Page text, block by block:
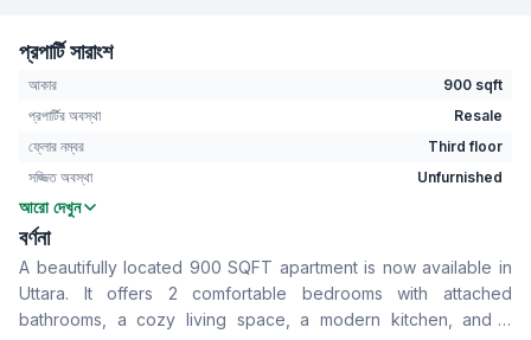
প্রপার্টি সারাংশ
আকার
900 sqft
প্রপার্টির অবস্থা
Resale
ফ্লোর নম্বর
Third floor
সজ্জিত অবস্থা
Unfurnished
বেডরুম
বাথরুম
বসার রুম
No
Drawing Room
Yes
খাবার রুম
Yes
আরো দেখুন
বর্ণনা
A beautifully located 900 SQFT apartment is now available in
Uttara. It offers 2 comfortable bedrooms with attached
bathrooms, a cozy living space, a modern kitchen, and a